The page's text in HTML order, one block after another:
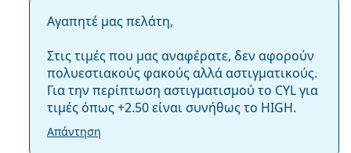
Σχετικά άρθρα από το blog μας
Πώς να διαβάζετε τις παραμέτρους στη συνταγή
των φακών επαφής σας
Εξοικείωση με τους φακούς επαφής: Πόσος χρόνος
χρειάζεται;
Αγαπητέ μας πελάτη,
Στις τιμές που μας αναφέρατε, δεν αφορούν
πολυεστιακούς φακούς αλλά αστιγματικούς.
Για την περίπτωση αστιγματισμού το CYL για
τιμές όπως +2.50 είναι συνήθως το HIGH.
Απάντηση